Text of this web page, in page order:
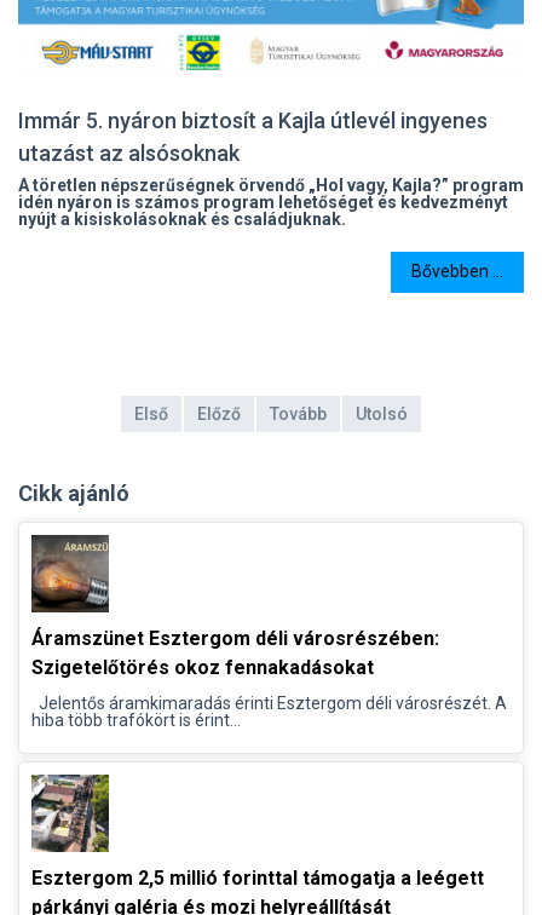
Immár 5. nyáron biztosít a Kajla útlevél ingyenes
utazást az alsósoknak
A töretlen népszerűségnek örvendő „Hol vagy, Kajla?” program
idén nyáron is számos program lehetőséget és kedvezményt
nyújt a kisiskolásoknak és családjuknak.
Bővebben ...
Első Előző Tovább Utolsó
Cikk ajánló
Áramszünet Esztergom déli városrészében:
Szigetelőtörés okoz fennakadásokat
Jelentős áramkimaradás érinti Esztergom déli városrészét. A
hiba több trafókört is érint...
Esztergom 2,5 millió forinttal támogatja a leégett
párkányi galéria és mozi helyreállítását